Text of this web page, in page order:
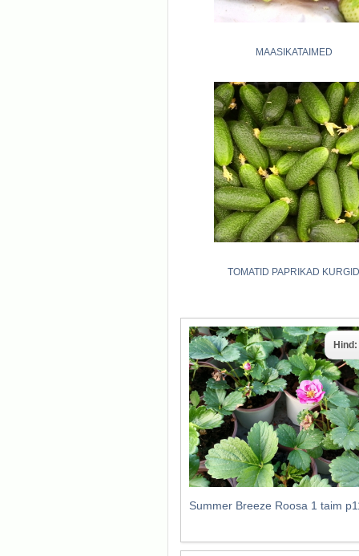
MAASIKATAIMED
TOMATID PAPRIKAD KURGID
Summer Breeze Roosa 1 taim
Hind: